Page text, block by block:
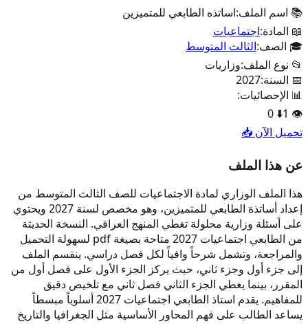
📚 اسم الملف:اساتذه الطابعي للمتميزين
📖 المادة:اجتماعيات
🎓 الصف:الثالث المتوسط
📂 نوع الملف:وزاريات
📅 السنة:2027
📊 الإحصائيات:
👁️
1
⬇️
0
تحميل الآن 📥
عن هذا الملف
هذا الملف الوزاري لمادة الاجتماعيات للصف الثالث المتوسط من
إعداد أساتذة الطابعي للمتميزين، وهو مخصص لسنة 2027 ويحتوي
على أسئلة وزارية محلولة تغطي المنهج العراقي. النسخة الحديثة
من الطابعي اجتماعيات 2027 متاحة بصيغة pdf لسهولة التحميل
والمراجعة، وتشمل شرحاً وافياً لكل فصل دراسي. ينقسم الملف
إلى جزء أول وجزء ثاني، حيث يركز الجزء الأول على فصل أول من
المقرر، بينما يغطي الجزء الثاني فصل ثاني مع تلخيص دقيق
للمفاهيم. يقدم استاذ الطابعي اجتماعيات 2027 أسلوباً مبسطاً
يساعد الطالب على فهم المحاور الأساسية مثل الجغرافيا والتاريخ